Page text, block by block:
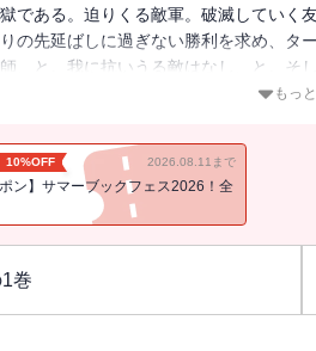
である。迫りくる敵軍。破滅していく
の先延ばしに過ぎない勝利を求め、タ
、と。我に抗いうる敵はなし、と。そ
、と。これは黄昏時に輝く魔導師と、世
もっ
10%OFF 2026.08.11まで
ポン】サマーブックフェス2026！全
巻